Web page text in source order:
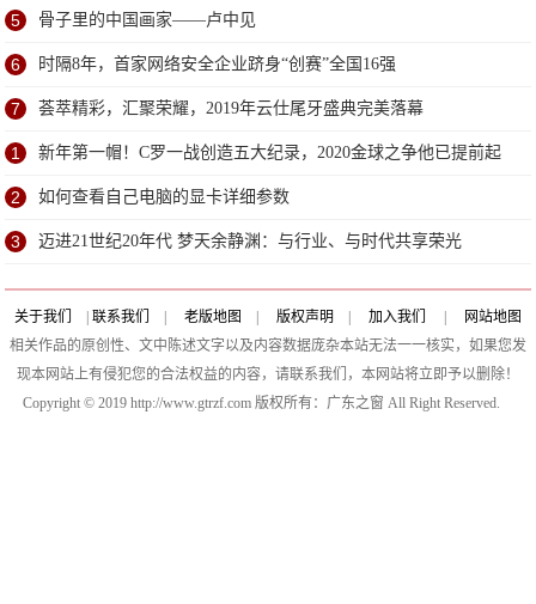
5 骨子里的中国画家——卢中见
6 时隔8年，首家网络安全企业跻身“创赛”全国16强
7 荟萃精彩，汇聚荣耀，2019年云仕尾牙盛典完美落幕
1 新年第一帽！C罗一战创造五大纪录，2020金球之争他已提前起
步！
2 如何查看自己电脑的显卡详细参数
3 迈进21世纪20年代 梦天余静渊：与行业、与时代共享荣光
关于我们 联系我们 老版地图 版权声明 加入我们
网站地图
相关作品的原创性、文中陈述文字以及内容数据庞杂本站无法一一核实，如果您发
现本网站上有侵犯您的合法权益的内容，请联系我们，本网站将立即予以删除！
Copyright © 2019 http://www.gtrzf.com 版权所有：广东之窗 All Right Reserved.